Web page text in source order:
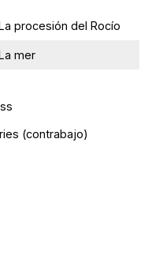
procesión del Rocío
mer
(contrabajo)